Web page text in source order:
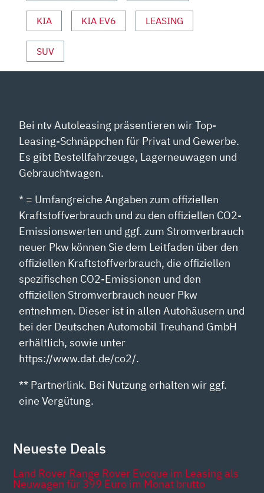
KIA KIA EV6 LEASING
SUV
Bei ntv Autoleasing präsentieren wir Top-
Leasing-Schnäppchen für Privat und Gewerbe.
Es gibt Bestellfahrzeuge, Lagerneuwagen und
Gebrauchtwagen.
* = Umfangreiche Angaben zum offiziellen
Kraftstoffverbrauch und zu den offiziellen CO2-
Emissionswerten und ggf. zum Stromverbrauch
neuer Pkw können Sie dem Leitfaden über den
offiziellen Kraftstoffverbrauch, die offiziellen
spezifischen CO2-Emissionen und den
offiziellen Stromverbrauch neuer Pkw
entnehmen. Dieser ist in allen Autohäusern und
bei der Deutschen Automobil Treuhand GmbH
erhältlich, sowie unter
https://www.dat.de/co2/.
** Partnerlink. Bei Nutzung erhalten wir ggf.
eine Vergütung.
Neueste Deals
Land Rover Range Rover Evoque im Leasing als
Neuwagen für 399 Euro im Monat brutto